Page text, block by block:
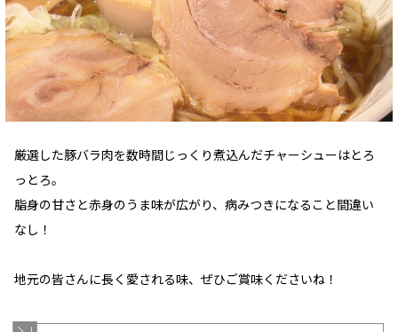
厳選した豚バラ肉を数時間じっくり煮込んだチャーシューはとろ
っとろ。
脂身の甘さと赤身のうま味が広がり、病みつきになること間違い
なし！
地元の皆さんに長く愛される味、ぜひご賞味くださいね！